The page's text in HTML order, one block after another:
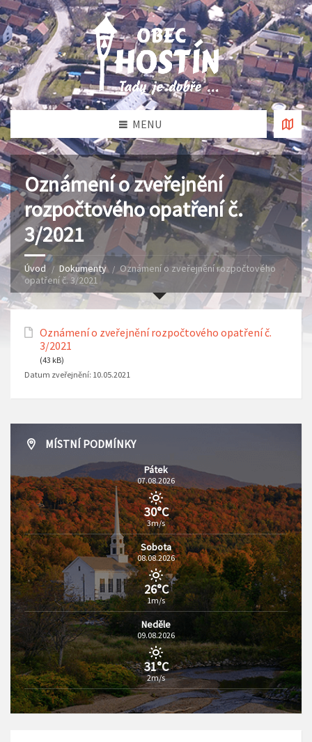
MENU
Oznámení o zveřejnění
rozpočtového opatření č.
3/2021
Úvod Dokumenty
Oznámení o zveřejnění rozpočtového
opatření č. 3/2021
Oznámení o zveřejnění rozpočtového opatření č.
3/2021
(43 kB)
Datum zveřejnění: 10.05.2021
MÍSTNÍ PODMÍNKY
Pátek
07.08.2026
30°C
3m/s
Sobota
08.08.2026
26°C
1m/s
Neděle
09.08.2026
31°C
2m/s